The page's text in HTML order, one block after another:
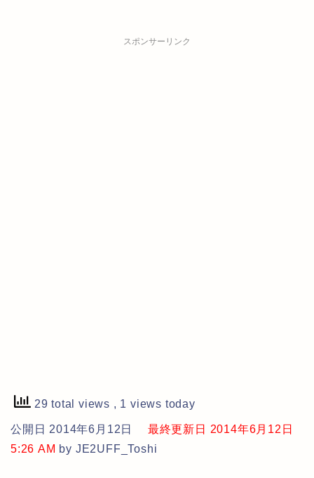
スポンサーリンク
29 total views , 1 views today
公開日 2014年6月12日
最終更新日 2014年6月12日
5:26 AM by JE2UFF_Toshi